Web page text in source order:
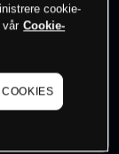
cookie-
vår Cookie-